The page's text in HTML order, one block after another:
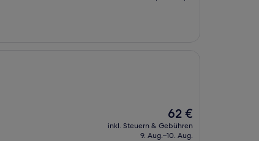
Der
Preis
beträgt
62 €
inkl. Steuern & Gebühren
9. Aug.–10. Aug.